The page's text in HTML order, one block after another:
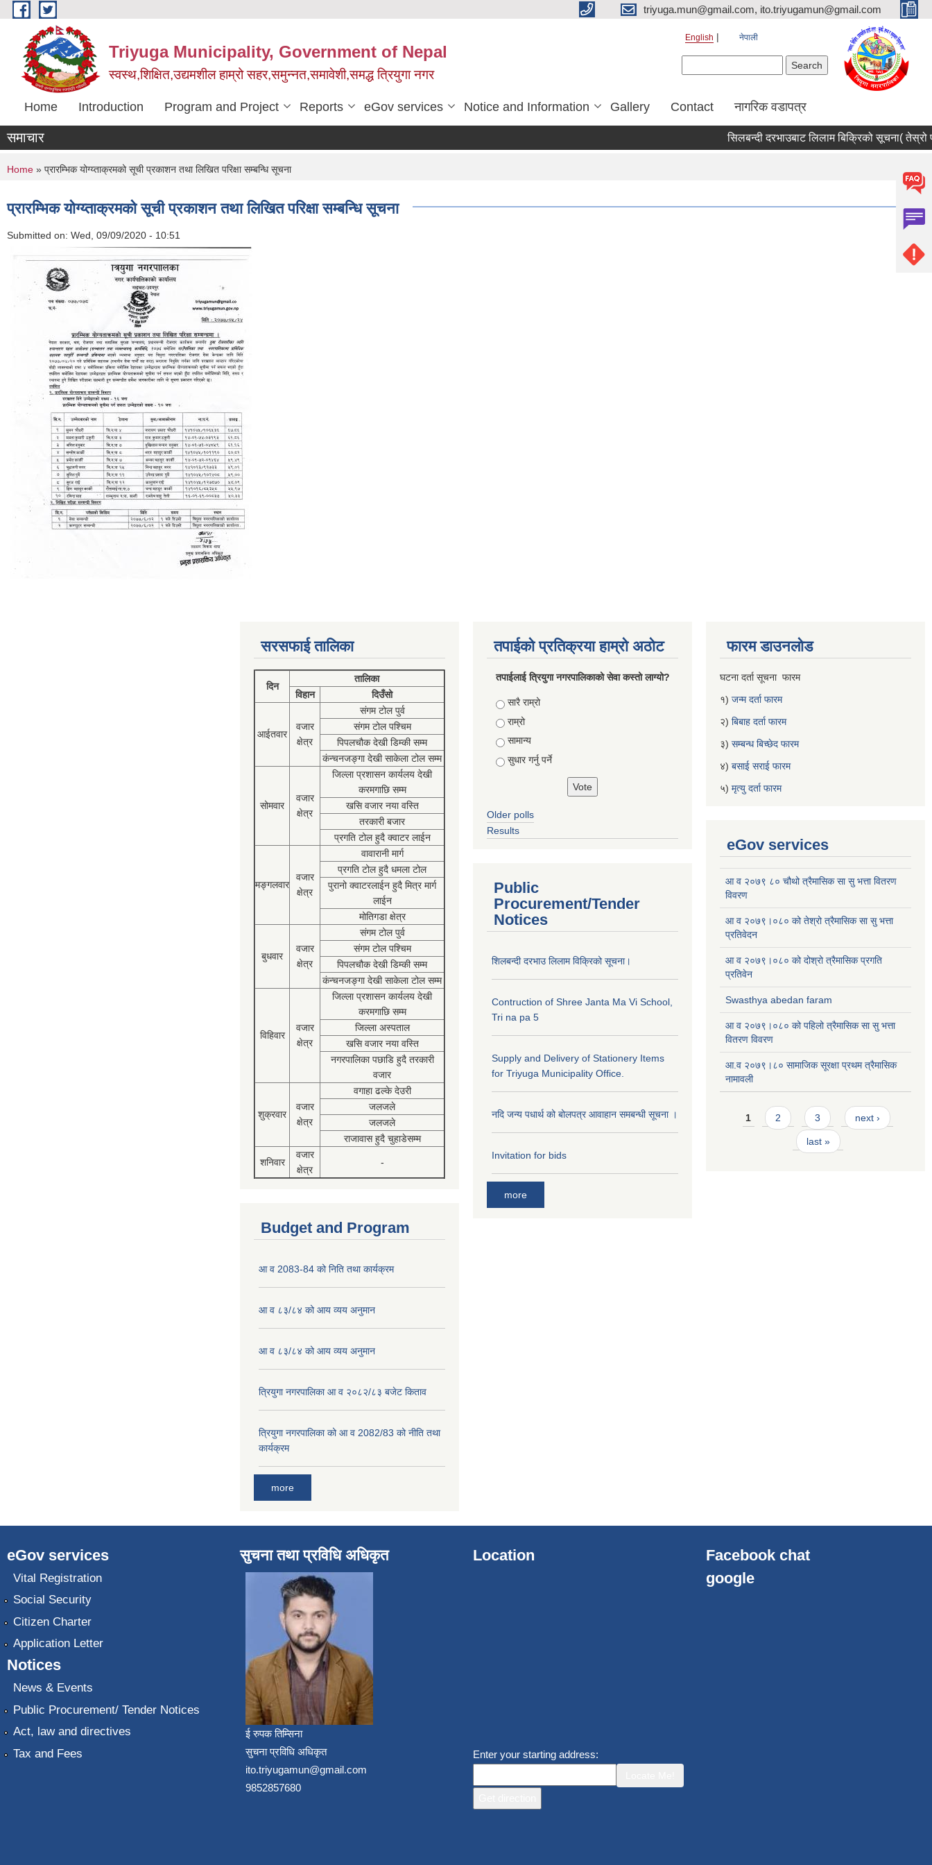
Skip to main content triyuga.mun@gmail.com, ito.triyugamun@gmail.com
Triyuga Municipality, Government of Nepal
स्वस्थ,शिक्षित,उद्यमशील हाम्रो सहर,समुन्नत,समावेशी,समद्ध त्रियुगा नगर
English नेपाली
Home Introduction Program and Project Reports eGov services Notice and Information Gallery Contact नागरिक वडापत्र
समाचार सिलबन्दी दरभाउबाट लिलाम बिक्रिको सूचना( तेस्रो
You are here
Home » प्रारम्भिक योग्य्ताक्रमको सूची प्रकाशन तथा लिखित परिक्षा सम्बन्धि सूचना
प्रारम्भिक योग्य्ताक्रमको सूची प्रकाशन तथा लिखित परिक्षा सम्बन्धि सूचना
Submitted on: Wed, 09/09/2020 - 10:51
सरसफाई तालिका
दिन
तालिका
विहान
दिउँसो
आईतवार
वजार
क्षेत्र
संगम टोल पुर्व
संगम टोल पश्चिम
पिपलचौक देखी डिम्की सम्म
कंन्चनजङ्गा देखी साकेला टोल सम्म
सोमवार
वजार
क्षेत्र
जिल्ला प्रशासन कार्यलय देखी
करमगाछि सम्म
खसि वजार नया वस्ति
तरकारी बजार
प्रगति टोल हुदै क्वाटर लाईन
मङ्गलवार
वजार
क्षेत्र
वावारानी मार्ग
प्रगति टोल हुदै धमला टोल
पुरानो क्वाटरलाईन हुदै मित्र मार्ग
लाईन
मोतिगडा क्षेत्र
बुधवार
वजार
क्षेत्र
संगम टोल पुर्व
संगम टोल पश्चिम
पिपलचौक देखी डिम्की सम्म
कंन्चनजङ्गा देखी साकेला टोल सम्म
विहिवार
वजार
क्षेत्र
जिल्ला प्रशासन कार्यलय देखी
करमगाछि सम्म
जिल्ला अस्पताल
खसि वजार नया वस्ति
नगरपालिका पछाडि हुदै तरकारी
वजार
शुक्रवार
वजार
क्षेत्र
वगाहा ढल्के देउरी
जलजले
जलजले
राजावास हुदै चुहाडेसम्म
शनिवार
वजार
क्षेत्र
-
Budget and Program
आ व 2083-84 को निति तथा कार्यक्रम
आ व ८३/८४ को आय व्यय अनुमान
आ व ८३/८४ को आय व्यय अनुमान
त्रियुगा नगरपालिका आ व २०८२/८३ बजेट किताव
त्रियुगा नगरपालिका को आ व 2082/83 को नीति तथा
कार्यक्रम
more
तपाईको प्रतिक्रया हाम्रो अठोट
तपाईलाई त्रियुगा नगरपालिकाको सेवा कस्तो लाग्यो?
Choices
सारै राम्रो
राम्रो
सामान्य
सुधार गर्नु पर्ने
Older polls
Results
Public
Procurement/Tender
Notices
शिलबन्दी दरभाउ लिलाम विक्रिको सूचना।
Contruction of Shree Janta Ma Vi School,
Tri na pa 5
Supply and Delivery of Stationery Items
for Triyuga Municipality Office.
नदि जन्य पधार्थ को बोलपत्र आवाहान समबन्धी सूचना ।
Invitation for bids
more
फारम डाउनलोड
घटना दर्ता सूचना फारम
१) जन्म दर्ता फारम
२) बिबाह दर्ता फारम
३) सम्बन्ध बिच्छेद फारम
४) बसाई सराई फारम
५) मृत्यु दर्ता फारम
eGov services
आ व २०७९ ८० चौथो त्रैमासिक सा सु भत्ता वितरण
विवरण
आ व २०७९।०८० को तेश्रो त्रैमासिक सा सु भत्ता
प्रतिवेदन
आ व २०७९।०८० को दोश्रो त्रैमासिक प्रगति
प्रतिवेन
Swasthya abedan faram
आ व २०७९।०८० को पहिलो त्रैमासिक सा सु भत्ता
वितरण विवरण
आ.व २०७९।८० सामाजिक सूरक्षा प्रथम त्रैमासिक
नामावली
Pages
1 2 3 next ›
last »
eGov services
Vital Registration
Social Security
Citizen Charter
Application Letter
Notices
News & Events
Public Procurement/ Tender Notices
Act, law and directives
Tax and Fees
सुचना तथा प्रविधि अधिकृत
ई रुपक तिम्सिना
सुचना प्रविधि अधिकृत
ito.triyugamun@gmail.com
9852857680
Location
Enter your starting address:
Facebook chat
google